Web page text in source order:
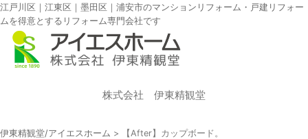
江戸川区｜江東区｜墨田区｜浦安市のマンションリフォーム・戸建リフォー
ムを得意とするリフォーム専門会社です
株式会社 伊東精観堂
伊東精観堂/アイエスホーム > 【After】カップボード。